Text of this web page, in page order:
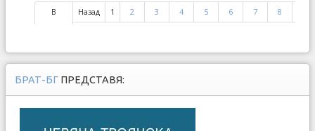
В
Назад 1 2 3 4 5 6 7 8
БРАТ-БГ ПРЕДСТАВЯ: